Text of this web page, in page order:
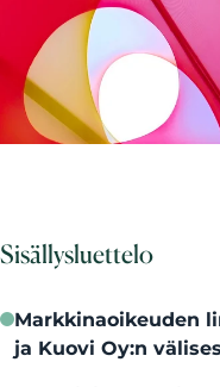
Sisällysluettelo
Markkinaoikeuden
ja Kuovi Oy:n